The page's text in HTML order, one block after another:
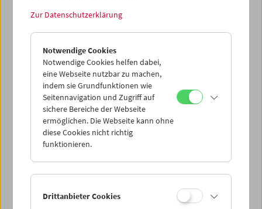
< Vorherige Woche
Mo 1.2.
Di 2.2.
Mi 3.2.
Do 4.2.
Zur Datenschutzerklärung
Notwendige Cookies
Notwendige Cookies helfen dabei,
eine Webseite nutzbar zu machen,
indem sie Grundfunktionen wie
Seitennavigation und Zugriff auf
sichere Bereiche der Webseite
ermöglichen. Die Webseite kann ohne
diese Cookies nicht richtig
funktionieren.
Drittanbieter Cookies